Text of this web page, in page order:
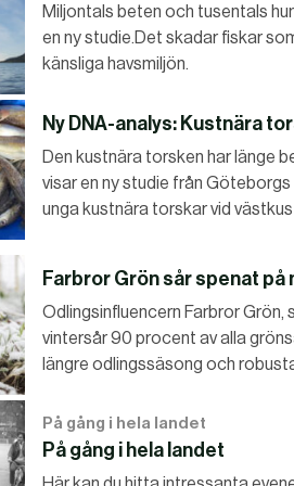
Miljontals beten och tusentals
en ny studie.Det skadar fiskar
känsliga havsmiljön.
Ny DNA-analys: Kustnära
Den kustnära torsken har länge
visar en ny studie från
unga kustnära torskar vid
Farbror Grön sår spenat
Odlingsinfluencern Farbror
vintersår 90 procent av alla
längre odlingssäsong och
På gång i hela landet
På gång i hela landet